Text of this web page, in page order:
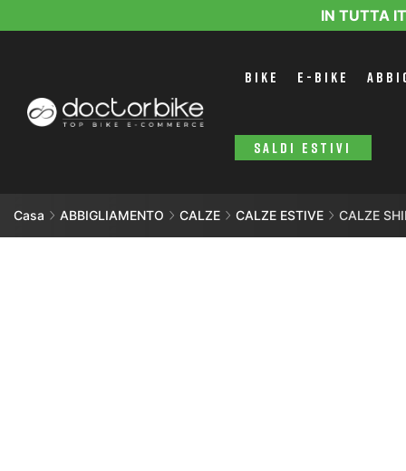
IN TUTTA
BIKE E-BIKE
SALDI ESTIVI
Casa ABBIGLIAMENTO CALZE CALZE ESTIVE CALZE